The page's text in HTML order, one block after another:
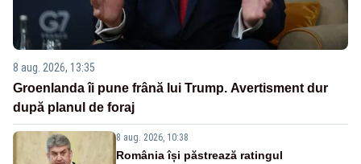
8 aug. 2026, 13:35
Groenlanda îi pune frână lui Trump. Avertisment dur
după planul de foraj
8 aug. 2026, 10:38
România își păstrează ratingul